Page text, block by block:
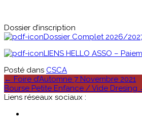
Dossier d’inscription
Dossier Complet 2026/
LIENS HELLO ASSO –
Posté dans CSCA
Poste
navigation
← Foire d’Automne 7 Novembre 2021
Bourse Petite Enfance / Vide Dresing
Liens réseaux sociaux :